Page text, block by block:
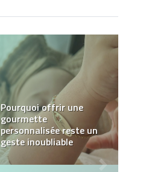
Comment aménager sa
salle à manger ?